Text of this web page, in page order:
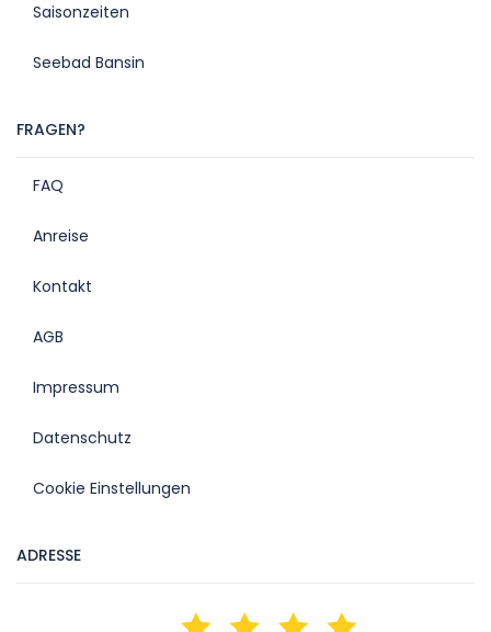
Saisonzeiten
Seebad Bansin
FRAGEN?
FAQ
Anreise
Kontakt
AGB
Impressum
Datenschutz
Cookie Einstellungen
ADRESSE